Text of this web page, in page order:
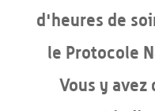
d'heures de
le Protocole
Vous y avez